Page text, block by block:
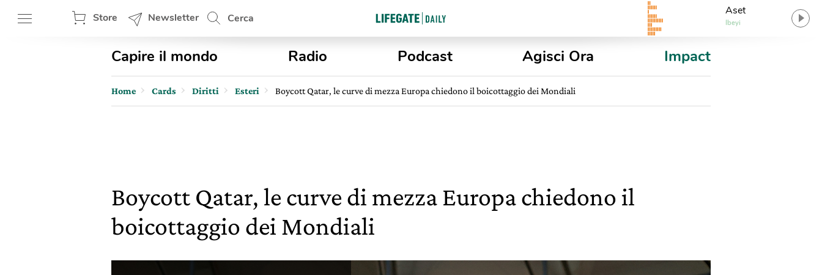
Store Newsletter Cerca
Aset
Ibeyi
Capire il mondo Radio Podcast Agisci Ora Impact
Home Cards Diritti Esteri Boycott Qatar, le curve di mezza Europa chiedono il boicottaggio dei Mondiali
Boycott Qatar, le curve di mezza Europa chiedono il
boicottaggio dei Mondiali